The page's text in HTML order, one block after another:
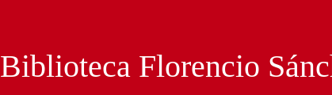
Biblioteca Florencio